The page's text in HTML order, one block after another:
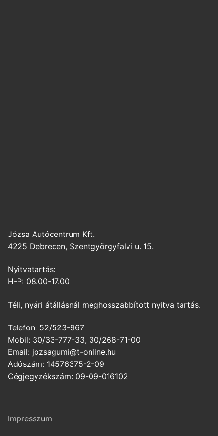
Józsa Autócentrum Kft.
4225 Debrecen, Szentgyörgyfalvi u. 15.
Nyitvatartás:
H-P: 08.00-17.00
Téli, nyári átállásnál meghosszabbított nyitva tartás.
Telefon: 52/523-967
Mobil: 30/33-777-33, 30/268-71-00
Email: jozsagumi@t-online.hu
Adószám: 14576375-2-09
Cégjegyzékszám: 09-09-016102
Impresszum